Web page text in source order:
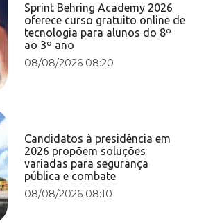
Sprint Behring Academy 2026
oferece curso gratuito online de
tecnologia para alunos do 8º
ao 3º ano
08/08/2026 08:20
Candidatos à presidência em
2026 propõem soluções
variadas para segurança
pública e combate
08/08/2026 08:10